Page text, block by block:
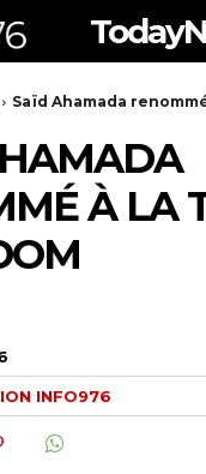
Saïd Ahamada
À LA
INFO976